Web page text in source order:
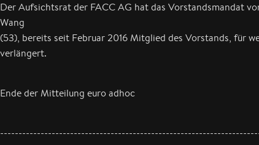
Der Aufsichtsrat der FACC AG hat das Vorstandsmandat
Wang
(53), bereits seit Februar 2016 Mitglied des Vorstands, für
verlängert.
Ende der Mitteilung euro adhoc